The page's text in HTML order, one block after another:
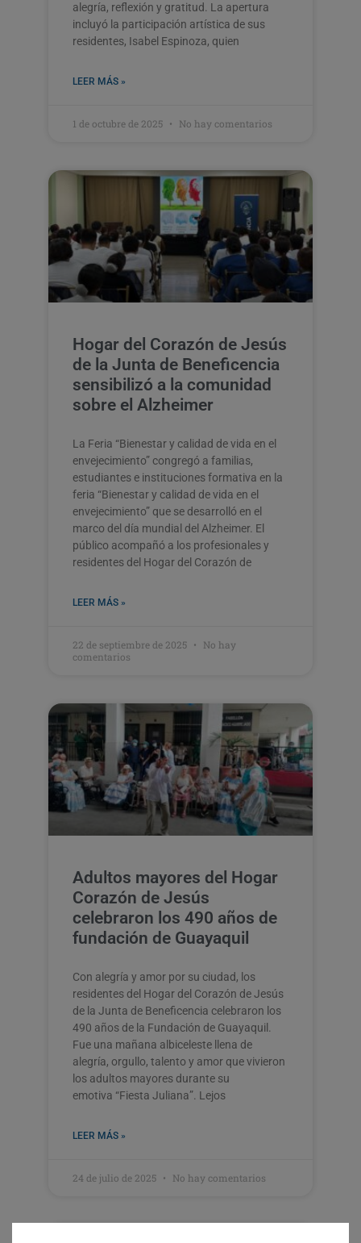
alegría, reflexión y gratitud. La apertura
incluyó la participación artística de sus
residentes, Isabel Espinoza, quien
LEER MÁS »
1 de octubre de 2025 No hay comentarios
Hogar del Corazón de Jesús
de la Junta de Beneficencia
sensibilizó a la comunidad
sobre el Alzheimer
La Feria “Bienestar y calidad de vida en el
envejecimiento” congregó a familias,
estudiantes e instituciones formativa en la
feria “Bienestar y calidad de vida en el
envejecimiento” que se desarrolló en el
marco del día mundial del Alzheimer. El
público acompañó a los profesionales y
residentes del Hogar del Corazón de
LEER MÁS »
22 de septiembre de 2025
No hay
comentarios
Adultos mayores del Hogar
Corazón de Jesús
celebraron los 490 años de
fundación de Guayaquil
Con alegría y amor por su ciudad, los
residentes del Hogar del Corazón de Jesús
de la Junta de Beneficencia celebraron los
490 años de la Fundación de Guayaquil.
Fue una mañana albiceleste llena de
alegría, orgullo, talento y amor que vivieron
los adultos mayores durante su
emotiva “Fiesta Juliana”. Lejos
LEER MÁS »
24 de julio de 2025 No hay comentarios